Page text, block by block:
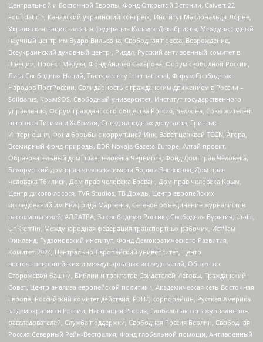
Центральной и Восточной Европы, Фонд Открытой Эстонии, Calvert 22
Foundation, Канадский украинский конгресс, Институт Макдональда-Лорье,
Украинская национальная федерация Канады, Декабристы, Международный
научный центр им Вудро Вильсона, Свободная пресса, Возрождение,
Всеукраинский духовный центр , Риддл, Русский антивоенный комитет в
Швеции, Проект Медуза, Фонд Андрея Сахарова, Форум свободной России,
Лига Свободных Наций, Transparеncy International, Форум Свободных
Народов ПостРоссии, Солидарность с гражданским движением в России –
Solidarus, КрымSOS, Свободный университет, Институт государственного
управления, Форум гражданского общества Россия, Беллона, Союз жителей
островов Тисима и Хабомаи, Съезд народных депутатов, Гринпис
Интернешнл, Фонд борьбы с коррупцией Инк, Завет церквей TCCN, Агора,
Всемирный фонд природы, BDR Novaja Gazeta-Europe, Алтай проект,
Образовательный дом прав человека Чернигов, Фонд Дом Прав Человека,
Белорусский дом прав человека имени Бориса Звозскова, Дом прав
человека Тбилиси, Дом прав человека Ереван, Дом прав человека Крым,
Центр дикого лосося, TVR Studios, ТВ Дождь, Центр европейских
исследований им Вилфрида Мартенса, Сетевое объединение журналистов
расследователей, АЛЛАТРА, За свободную Россию, Свободная Бурятия, Uralic,
UnKremlin, Международная федерация транспортных рабочих, ИстЧам
Финланд, Гудзоновский институт, Фонд Демократического Развития,
Комитет-2024, Центрально-Европейский университет, Центр
восточноевропейских и международных исследований, Общество
Сторожевой башни, Библии и трактатов Свидетелей Иеговы, Гражданский
Совет, Центр анализа европейской политики, Академическая сеть Восточная
Европа, Российский комитет действия, РЭНД корпорейшн, Русская Америка
за демократию в России, Настоящая Россия, Глобальная сеть журналистов-
расследователей, Служба поддержки, Свободная Россия Берлин, Свободная
Россия Северный Рейн-Вестфалия, Фонд глобальной помощи, Антивоенный